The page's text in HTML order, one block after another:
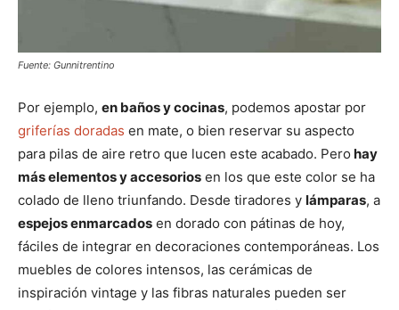
Fuente: Gunnitrentino
Por ejemplo, en baños y cocinas, podemos apostar por
griferías doradas en mate, o bien reservar su aspecto
para pilas de aire retro que lucen este acabado. Pero hay
más elementos y accesorios en los que este color se ha
colado de lleno triunfando. Desde tiradores y lámparas, a
espejos enmarcados en dorado con pátinas de hoy,
fáciles de integrar en decoraciones contemporáneas. Los
muebles de colores intensos, las cerámicas de
inspiración vintage y las fibras naturales pueden ser